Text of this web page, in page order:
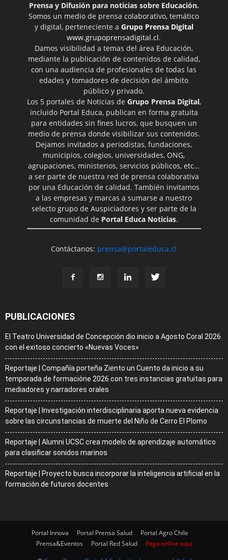
Prensa y Difusión para noticias sobre Educación.
Somos un medio de prensa colaborativo, temático
y digital, perteneciente a Grupo Prensa Digital
www.grupoprensadigital.cl.
Damos visibilidad a temas del área Educación,
mediante la publicación de contenidos de calidad,
con una audiencia de profesionales de todas las
edades y tomadores de decisión del ámbito
público y privado.
Los 5 portales de Noticias de Grupo Prensa Digital,
incluido Portal Educa, publican en forma gratuita
para entidades sin fines lucros, que busquen un
medio de prensa donde visibilizar sus contenidos.
Dejamos invitados a periodistas, fundaciones,
municipios, colegios, universidades, ONG,
agrupaciones, ministerios, servicios públicos, etc…
a ser parte de nuestra red de prensa colaborativa
por una Educación de calidad. También invitamos
a las empresas y marcas a sumarse a nuestro
selecto grupo de Auspiciadores y ser parte de la
comunidad de Portal Educa Noticias.
Contáctanos: prensa@portaleduca.cl
PUBLICACIONES
El Teatro Universidad de Concepción dio inicio a Agosto Coral 2026
con el exitoso concierto «Nuevas Voces»
Reportaje | Compañía porteña Ziento un Cuento da inicio a su
temporada de formacióne 2026 con tres instancias gratuitas para
mediadores y narradores orales
Reportaje | Investigación interdisciplinaria aporta nueva evidencia
sobre las circunstancias de muerte del Niño de Cerro El Plomo
Reportaje | Alumni UCSC crea modelo de aprendizaje automático
para clasificar sonidos marinos
Reportaje | Proyecto busca incorporar la inteligencia artificial en la
formación de futuros docentes
Portal Innova Portal Prensa Salud
Portal Agro Chile
Prensa&Eventos
Portal Red Salud
Paga online aquí